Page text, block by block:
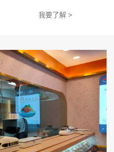
我要了解 >